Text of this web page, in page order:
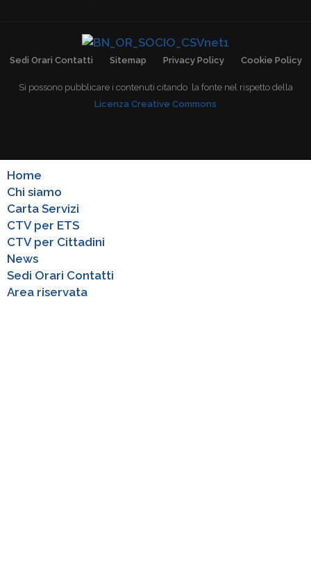
Sedi Orari Contatti Sitemap Privacy Policy Cookie Policy
Si possono pubblicare i contenuti citando la fonte nel rispetto della
Licenza Creative Commons
Home
Chi siamo
Carta Servizi
CTV per ETS
CTV per Cittadini
News
Sedi Orari Contatti
Area riservata